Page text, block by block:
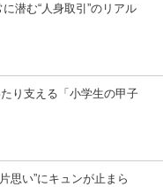
潜む“人身取引”のリアル
り支える「小学生の甲子
思い”にキュンが止まら